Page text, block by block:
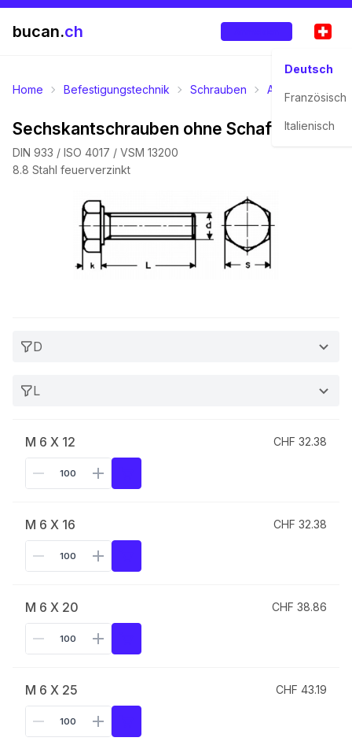
bucan.ch
Deutsch
Französisch
Italienisch
Home Befestigungstechnik Schrauben
Sechskantschrauben ohne Schaft
DIN 933 / ISO 4017 / VSM 13200
8.8 Stahl feuerverzinkt
D
L
M 6 X 12 CHF 32.38
M 6 X 16 CHF 32.38
M 6 X 20 CHF 38.86
M 6 X 25 CHF 43.19